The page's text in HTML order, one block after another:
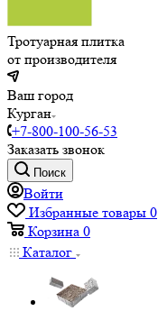
Тротуарная плитка
от производителя
Ваш город
Курган
+7-800-100-56-53
Заказать звонок
Поиск
Войти
Избранные товары 0
Корзина 0
Каталог